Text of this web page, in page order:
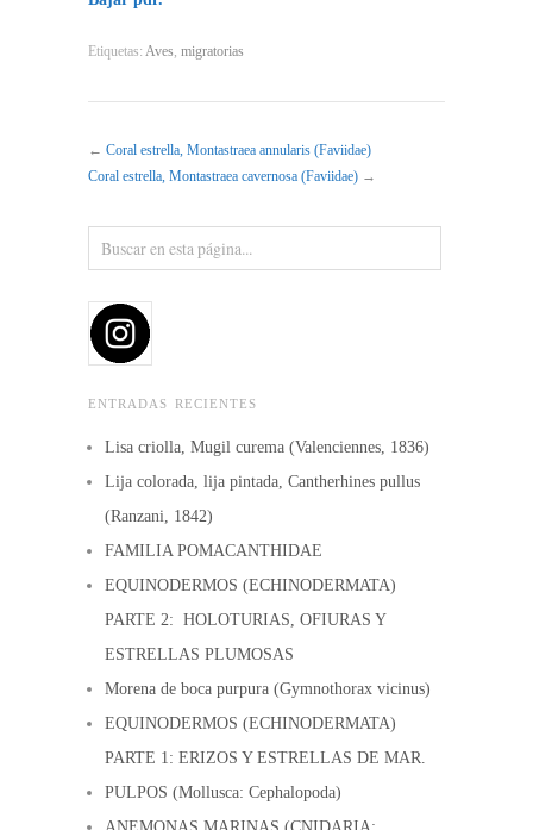
Etiquetas: Aves, migratorias
← Coral estrella, Montastraea annularis (Faviidae)
Coral estrella, Montastraea cavernosa (Faviidae) →
ENTRADAS RECIENTES
Lisa criolla, Mugil curema (Valenciennes, 1836)
Lija colorada, lija pintada, Cantherhines pullus
(Ranzani, 1842)
FAMILIA POMACANTHIDAE
EQUINODERMOS (ECHINODERMATA)
PARTE 2: HOLOTURIAS, OFIURAS Y
ESTRELLAS PLUMOSAS
Morena de boca purpura (Gymnothorax vicinus)
EQUINODERMOS (ECHINODERMATA)
PARTE 1: ERIZOS Y ESTRELLAS DE MAR.
PULPOS (Mollusca: Cephalopoda)